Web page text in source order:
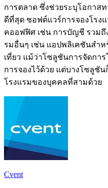
การตลาด ซึ่งช่วยระบุโอกาส
ดีที่สุด ซอฟต์แวร์การจองโรง
คออฟฟิศ เช่น การบัญชี รวมถึ
รมอื่นๆ เช่น แอปพลิเคชันสำ
เที่ยว แม้ว่าโซลูชันการจัดกา
การจองไว้ด้วย แต่บางโซลูชั
โรงแรมของบุคคลที่สามด้วย
Cvent